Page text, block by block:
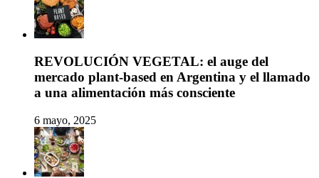
REVOLUCIÓN VEGETAL: el auge del
mercado plant-based en Argentina y el llamado
a una alimentación más consciente
6 mayo, 2025